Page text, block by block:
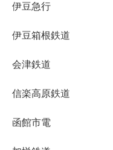
伊豆急行
伊豆箱根鉄道
会津鉄道
信楽高原鉄道
函館市電